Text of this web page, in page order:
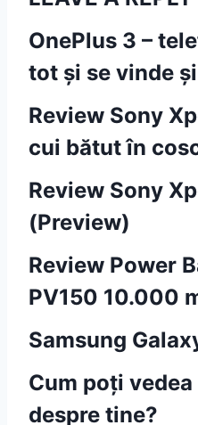
OnePlus 3 –
tot și se vinde
Review Sony
cui bătut în
Review Sony
(Preview)
Review Power
PV150 10.000
Samsung
Cum poți
despre tine?